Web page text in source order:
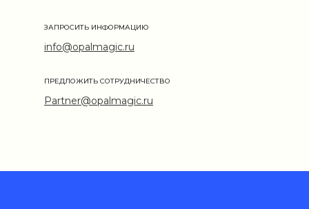
info@opalmagic.ru
ЗАПРОСИТЬ ИНФОРМАЦИЮ
Partner@opalmagic.ru
ПРЕДЛОЖИТЬ СОТРУДНИЧЕСТВО